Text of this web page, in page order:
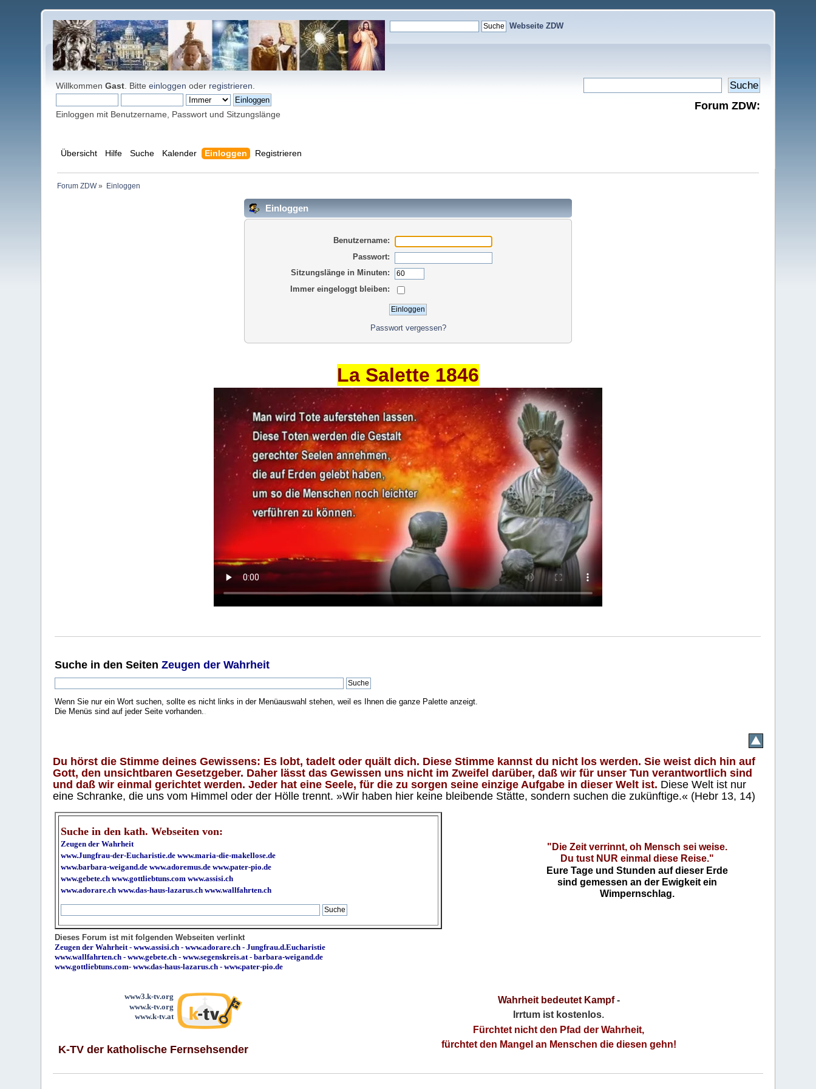
Webseite ZDW
WillkommenGast . Bitteeinloggen oder registrieren
Einloggen mit Benutzername, Passwort und Sitzungslänge
Forum ZDW:
Übersicht Hilfe Suche Kalender Einloggen Registrieren
Forum ZDW» Einloggen
Einloggen
Benutzername:
Passwort:
Sitzungslänge in Minuten:
Immer eingeloggt bleiben:
Passwort vergessen?
La Salette 1846
Suche in den SeitenZeugen der Wahrheit
Wenn Sie nur ein Wort suchen, sollte es nicht links in der Menüauswahl stehen, weil es Ihnen die ganze Palette anzeigt.
Die Menüs sind auf jeder Seite vorhanden.
Du hörst die Stimme deines Gewissens: Es lobt, tadelt oder quält dich. Diese Stimme kannst du nicht los werden. Sie weist dich hin auf
Gott, den unsichtbaren Gesetzgeber. Daher lässt das Gewissen uns nicht im Zweifel darüber, daß wir für unser Tun verantwortlich sind
und daß wir einmal gerichtet werden. Jeder hat eine Seele, für die zu sorgen seine einzige Aufgabe in dieser Welt ist. Diese Welt ist nur
eine Schranke, die uns vom Himmel oder der Hölle trennt. »Wir haben hier keine bleibende Stätte, sondern suchen die zukünftige.« (Hebr 13, 14)
Suche in den kath. Webseiten von:
Zeugen der Wahrheit
www.Jungfrau-der-Eucharistie.de www.maria-die-makellose.de
www.barbara-weigand.de www.adoremus.de www.pater-pio.de
www.gebete.ch www.gottliebtuns.com www.assisi.ch
www.adorare.ch www.das-haus-lazarus.ch www.wallfahrten.ch
"Die Zeit verrinnt, oh Mensch sei weise.
Du tust NUR einmal diese Reise."
Eure Tage und Stunden auf dieser Erde
sind gemessen an der Ewigkeit ein
Wimpernschlag.
Dieses Forum ist mit folgenden Webseiten verlinkt
Zeugen der Wahrheit -www.assisi.ch -www.adorare.ch -Jungfrau.d.Eucharistie
www.wallfahrten.ch -www.gebete.ch -www.segenskreis.at -barbara-weigand.de
www.gottliebtuns.com-www.das-haus-lazarus.ch - www.pater-pio.de
www3.k-tv.org
www.k-tv.org
www.k-tv.at
K-TV der katholische Fernsehsender
Wahrheit bedeutet Kampf-
Irrtum ist kostenlos.
Fürchtet nicht den Pfad der Wahrheit,
fürchtet den Mangel an Menschen die diesen gehn!